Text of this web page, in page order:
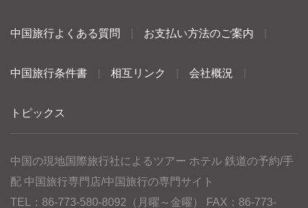
中国旅行よくある質問 お支払い方法のご案内
中国旅行条件書 相互リンク 会社概況
トピックス
中国の現地国際旅行社によるツアー ホテル 鉄道の予約/手
配 中国旅行専門店/中国旅行の専門サイト
TEL：86-773-580-8092（月曜～金曜） FAX：86-773-